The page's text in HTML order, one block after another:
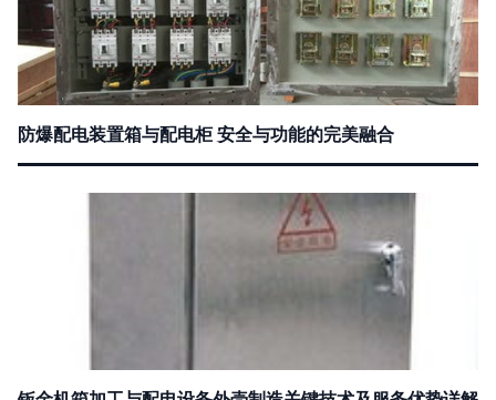
防爆配电装置箱与配电柜 安全与功能的完美融合